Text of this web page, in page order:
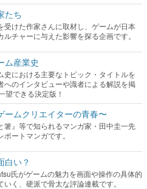
たち
受けた作家さんに取材し、ゲームが日本
チャーに与えた影響を探る企画です。
ム産業史
史における主要なトピック・タイトルを
へのインタビューや識者による解説を掲
望できる決定版！
ームクリエイターの青春〜
箸』等で知られるマンガ家・田中圭一先
ートマンガです。
白い？
氏がゲームの魅力を画面や操作の具体的
く、硬派で骨太な評論連載です。